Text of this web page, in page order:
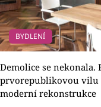
BYDLENÍ
Demolice se nekonala.
prvorepublikovou vilu
moderní rekonstrukce